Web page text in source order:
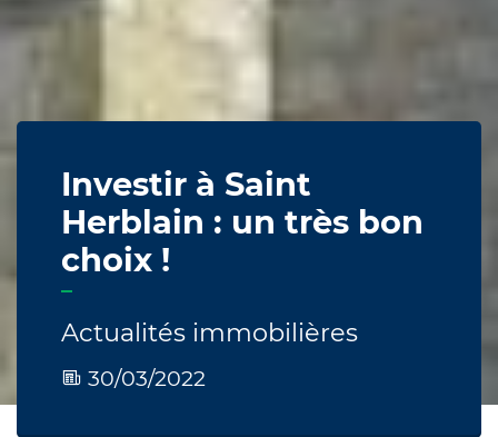
Investir à Saint
Herblain : un très bon
choix !
Actualités immobilières
30/03/2022